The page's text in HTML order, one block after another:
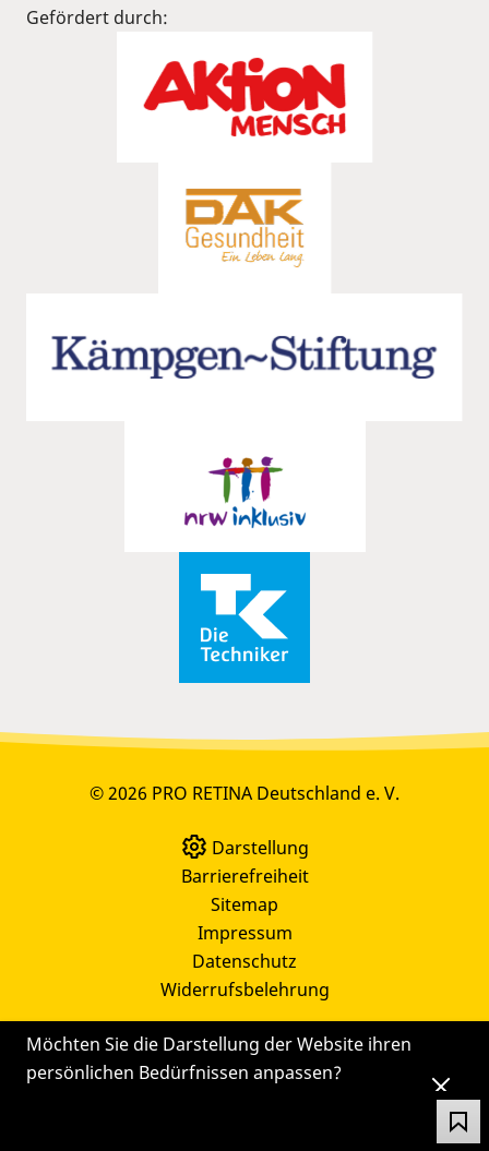
Möchten Sie die Darstellung der Website ihren
persönlichen Bedürfnissen anpassen?
Gefördert durch:
© 2026 PRO RETINA Deutschland e. V.
Darstellung
Barrierefreiheit
Sitemap
Impressum
Datenschutz
Widerrufsbelehrung